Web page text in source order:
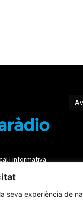
seva experiència de
i informativa
públic per